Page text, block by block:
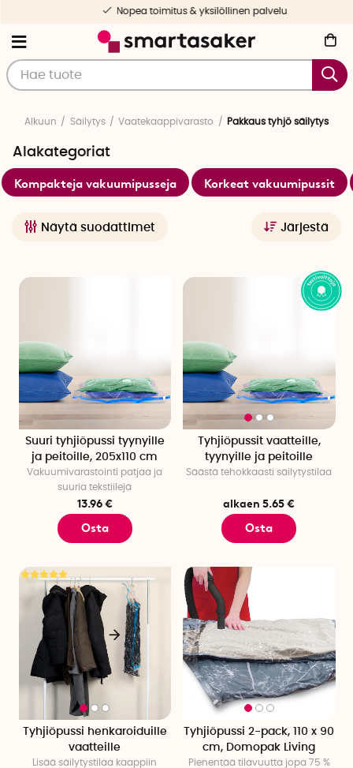
Nopea toimitus & yksilöllinen palvelu
Alkuun Säilytys Vaatekaappivarasto Pakkaus tyhjö säilytys
Näytä suodattimet Järjestä
Alakategoriat
Kompakteja vakuumipusseja Korkeat vakuumipussit
Suuri tyhjiöpussi tyynyille
ja peitoille, 205x110 cm
Vakuumivarastointi patjaa ja
suuria tekstiilejä
13.96 €
Osta
Tyhjiöpussit vaatteille,
tyynyille ja peitoille
Säästä tehokkaasti säilytystilaa
alkaen 5.65 €
Osta
Tyhjiöpussi henkaroiduille
vaatteille
Lisää säilytystilaa kaappiin
Tyhjiöpussi 2-pack, 110 x 90
cm, Domopak Living
Pienentää tilavuutta jopa 75 %